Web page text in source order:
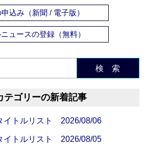
込み（新聞 / 電子版）
ュースの登録（無料）
検 索
テゴリーの新着記事
イトルリスト 2026/08/06
イトルリスト 2026/08/05